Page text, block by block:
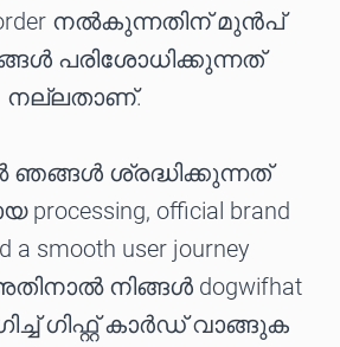
നൽകുന്നതിന് മുൻപ്
പരിശോധിക്കുന്നത്
നല്ലതാണ്.
ൽ ഞങ്ങൾ ശ്രദ്ധിക്കുന്നത്
official brand
a smooth user journey
നിങ്ങൾ dogwifhat
ഗിഫ്റ്റ് കാർഡ് വാങ്ങുക